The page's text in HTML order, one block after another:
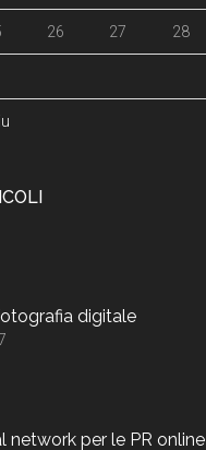
26 27 28
digitale
network per le PR online